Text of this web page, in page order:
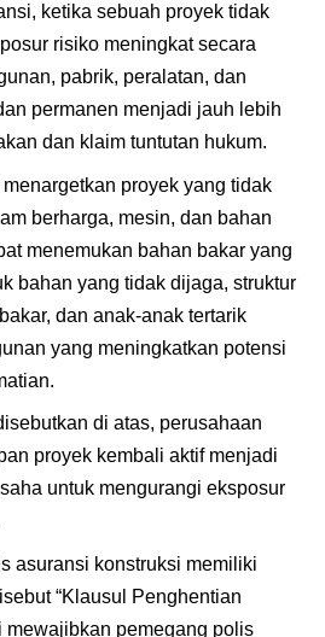
ketika sebuah proyek tidak
risiko meningkat secara
pabrik, peralatan, dan
permanen menjadi jauh lebih
dan klaim tuntutan hukum.
proyek yang tidak
berharga, mesin, dan bahan
menemukan bahan bakar yang
bahan yang tidak dijaga, struktur
dan anak-anak tertarik
yang meningkatkan potensi
di atas, perusahaan
proyek kembali aktif menjadi
untuk mengurangi eksposur
asuransi konstruksi memiliki
“Klausul Penghentian
mewajibkan pemegang polis